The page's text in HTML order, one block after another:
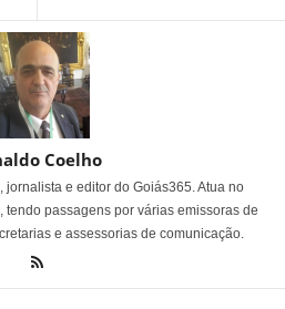
Coelho
e editor do Goiás365. Atua no
passagens por várias emissoras de
e assessorias de comunicação.